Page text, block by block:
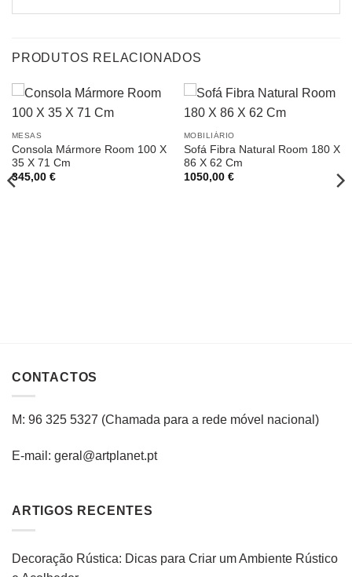
PRODUTOS RELACIONADOS
MESAS
Consola Mármore Room 100 X
35 X 71 Cm
345,00 €
MOBILIÁRIO
Sofá Fibra Natural Room 180 X
86 X 62 Cm
1050,00 €
CONTACTOS
M: 96 325 5327 (Chamada para a rede móvel nacional )
E-mail: geral@artplanet.pt
ARTIGOS RECENTES
Decoração Rústica: Dicas para Criar um Ambiente Rústico